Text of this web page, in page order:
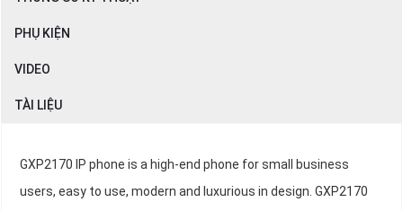
PHỤ KIỆN
VIDEO
TÀI LIỆU
GXP2170 IP phone is a high-end phone for small business
users, easy to use, modern and luxurious in design. GXP2170